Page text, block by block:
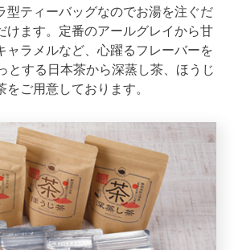
型ティーバッグなのでお湯を注ぐだ
けます。定番のアールグレイから甘
ャラメルなど、心躍るフレーバーを
とする日本茶から深蒸し茶、ほうじ
ご用意しております。